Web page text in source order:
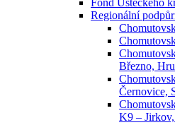
Fond Ústeckého
Regionální
Březno,
Černovice,
K9 –